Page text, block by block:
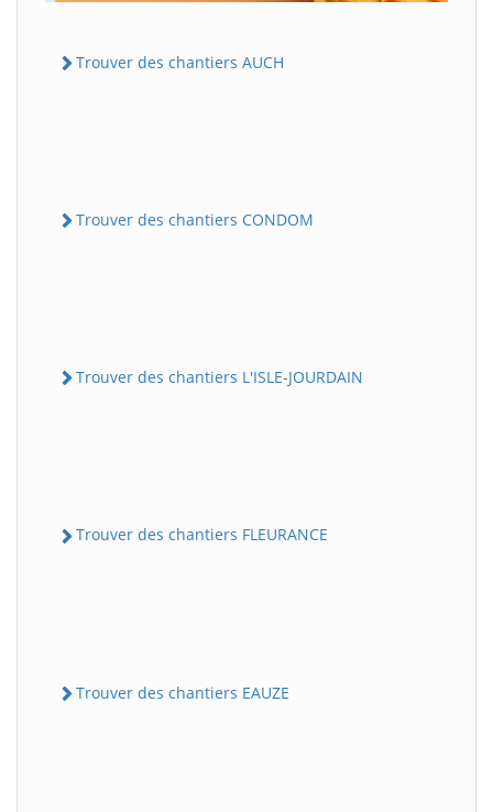
Trouver des chantiers AUCH
Trouver des chantiers CONDOM
Trouver des chantiers L'ISLE-JOURDAIN
Trouver des chantiers FLEURANCE
Trouver des chantiers EAUZE